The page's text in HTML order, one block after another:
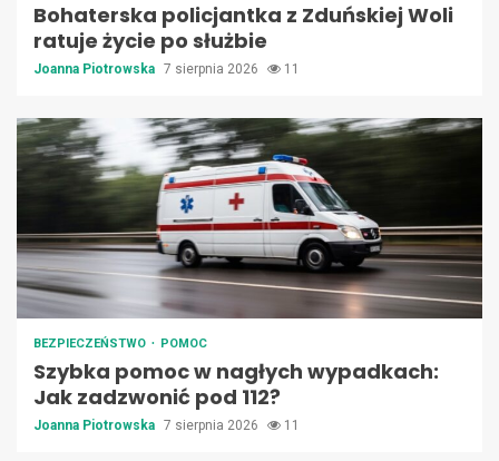
Bohaterska policjantka z Zduńskiej Woli
ratuje życie po służbie
Joanna Piotrowska 7 sierpnia 2026 11
BEZPIECZEŃSTWO POMOC
Szybka pomoc w nagłych wypadkach:
Jak zadzwonić pod 112?
Joanna Piotrowska 7 sierpnia 2026 11